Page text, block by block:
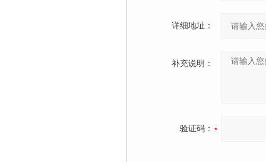
详细地址：
补充说明：
验证码：